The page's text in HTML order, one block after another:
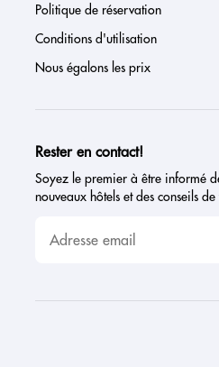
Politique de réservation
Conditions d'utilisation
Nous égalons les prix
Rester en contact!
Soyez le premier à être informé
nouveaux hôtels et des conseils